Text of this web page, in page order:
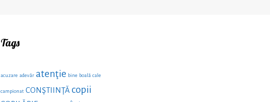
Tags
acuzare adevăr atenţie bine boală cale
campionat CONŞTIINŢĂ copii